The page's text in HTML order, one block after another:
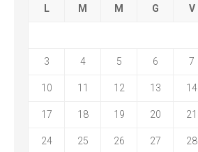
L M M G V
3 4 5 6 7
10 11 12 13 14
17 18 19 20 21
24 25 26 27 28